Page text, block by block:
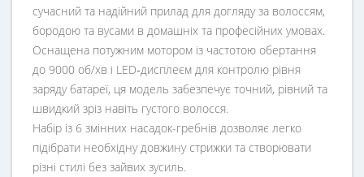
сучасний та надійний прилад для догляду за волоссям,
бородою та вусами в домашніх та професійних умовах.
Оснащена потужним мотором із частотою обертання
до 9000 об/хв і LED‑дисплеєм для контролю рівня
заряду батареї, ця модель забезпечує точний, рівний та
швидкий зріз навіть густого волосся.
Набір із 6 змінних насадок-гребнів дозволяє легко
підібрати необхідну довжину стрижки та створювати
різні стилі без зайвих зусиль.